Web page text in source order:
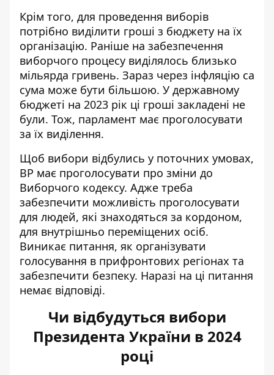
Крім того, для проведення виборів
потрібно виділити гроші з бюджету на їх
організацію. Раніше на забезпечення
виборчого процесу виділялось близько
мільярда гривень. Зараз через інфляцію са
сума може бути більшою. У державному
бюджеті на 2023 рік ці гроші закладені не
були. Тож, парламент має проголосувати
за їх виділення.
Щоб вибори відбулись у поточних умовах,
ВР має проголосувати про зміни до
Виборчого кодексу. Адже треба
забезпечити можливість проголосувати
для людей, які знаходяться за кордоном,
для внутрішньо переміщених осіб.
Виникає питання, як організувати
голосування в прифронтових регіонах та
забезпечити безпеку. Наразі на ці питання
немає відповіді.
Чи відбудуться вибори
Президента України в 2024
році